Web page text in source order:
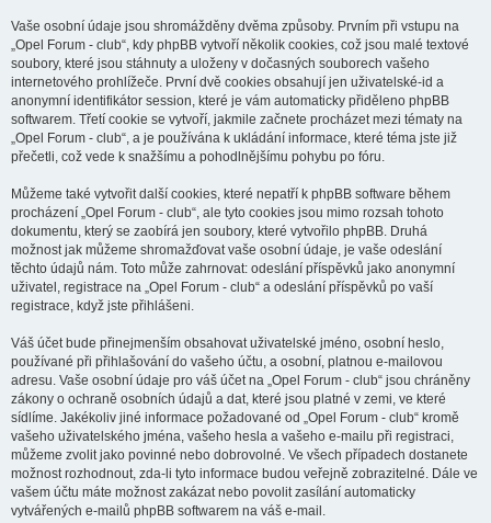
Vaše osobní údaje jsou shromážděny dvěma způsoby. Prvním při vstupu na
„Opel Forum - club“, kdy phpBB vytvoří několik cookies, což jsou malé textové
soubory, které jsou stáhnuty a uloženy v dočasných souborech vašeho
internetového prohlížeče. První dvě cookies obsahují jen uživatelské-id a
anonymní identifikátor session, které je vám automaticky přiděleno phpBB
softwarem. Třetí cookie se vytvoří, jakmile začnete procházet mezi tématy na
„Opel Forum - club“, a je používána k ukládání informace, které téma jste již
přečetli, což vede k snažšímu a pohodlnějšímu pohybu po fóru.
Můžeme také vytvořit další cookies, které nepatří k phpBB software během
procházení „Opel Forum - club“, ale tyto cookies jsou mimo rozsah tohoto
dokumentu, který se zaobírá jen soubory, které vytvořilo phpBB. Druhá
možnost jak můžeme shromažďovat vaše osobní údaje, je vaše odeslání
těchto údajů nám. Toto může zahrnovat: odeslání příspěvků jako anonymní
uživatel, registrace na „Opel Forum - club“ a odeslání příspěvků po vaší
registrace, když jste přihlášeni.
Váš účet bude přinejmenším obsahovat uživatelské jméno, osobní heslo,
používané při přihlašování do vašeho účtu, a osobní, platnou e-mailovou
adresu. Vaše osobní údaje pro váš účet na „Opel Forum - club“ jsou chráněny
zákony o ochraně osobních údajů a dat, které jsou platné v zemi, ve které
sídlíme. Jakékoliv jiné informace požadované od „Opel Forum - club“ kromě
vašeho uživatelského jména, vašeho hesla a vašeho e-mailu při registraci,
můžeme zvolit jako povinné nebo dobrovolné. Ve všech případech dostanete
možnost rozhodnout, zda-li tyto informace budou veřejně zobrazitelné. Dále ve
vašem účtu máte možnost zakázat nebo povolit zasílání automaticky
vytvářených e-mailů phpBB softwarem na váš e-mail.